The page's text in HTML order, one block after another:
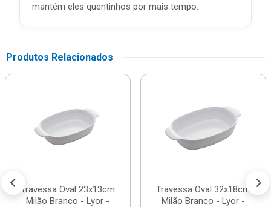
mantém eles quentinhos por mais tempo.
Produtos Relacionados
Travessa Oval 23x13cm
Milão Branco - Lyor -
Travessa Oval 32x18cm
Milão Branco - Lyor -